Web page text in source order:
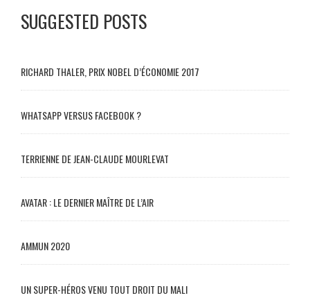
SUGGESTED POSTS
RICHARD THALER, PRIX NOBEL D’ÉCONOMIE 2017
WHATSAPP VERSUS FACEBOOK ?
TERRIENNE DE JEAN-CLAUDE MOURLEVAT
AVATAR : LE DERNIER MAÎTRE DE L’AIR
AMMUN 2020
UN SUPER-HÉROS VENU TOUT DROIT DU MALI